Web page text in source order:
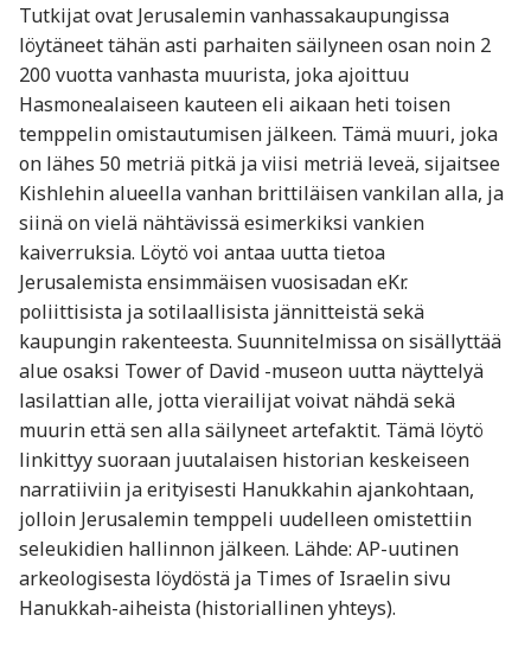
Tutkijat ovat Jerusalemin vanhassakaupungissa
löytäneet tähän asti parhaiten säilyneen osan noin 2
200 vuotta vanhasta muurista, joka ajoittuu
Hasmonealaiseen kauteen eli aikaan heti toisen
temppelin omistautumisen jälkeen. Tämä muuri, joka
on lähes 50 metriä pitkä ja viisi metriä leveä, sijaitsee
Kishlehin alueella vanhan brittiläisen vankilan alla, ja
siinä on vielä nähtävissä esimerkiksi vankien
kaiverruksia. Löytö voi antaa uutta tietoa
Jerusalemista ensimmäisen vuosisadan eKr.
poliittisista ja sotilaallisista jännitteistä sekä
kaupungin rakenteesta. Suunnitelmissa on sisällyttää
alue osaksi Tower of David -museon uutta näyttelyä
lasilattian alle, jotta vierailijat voivat nähdä sekä
muurin että sen alla säilyneet artefaktit. Tämä löytö
linkittyy suoraan juutalaisen historian keskeiseen
narratiiviin ja erityisesti Hanukkahin ajankohtaan,
jolloin Jerusalemin temppeli uudelleen omistettiin
seleukidien hallinnon jälkeen. Lähde: AP-uutinen
arkeologisesta löydöstä ja Times of Israelin sivu
Hanukkah-aiheista (historiallinen yhteys).